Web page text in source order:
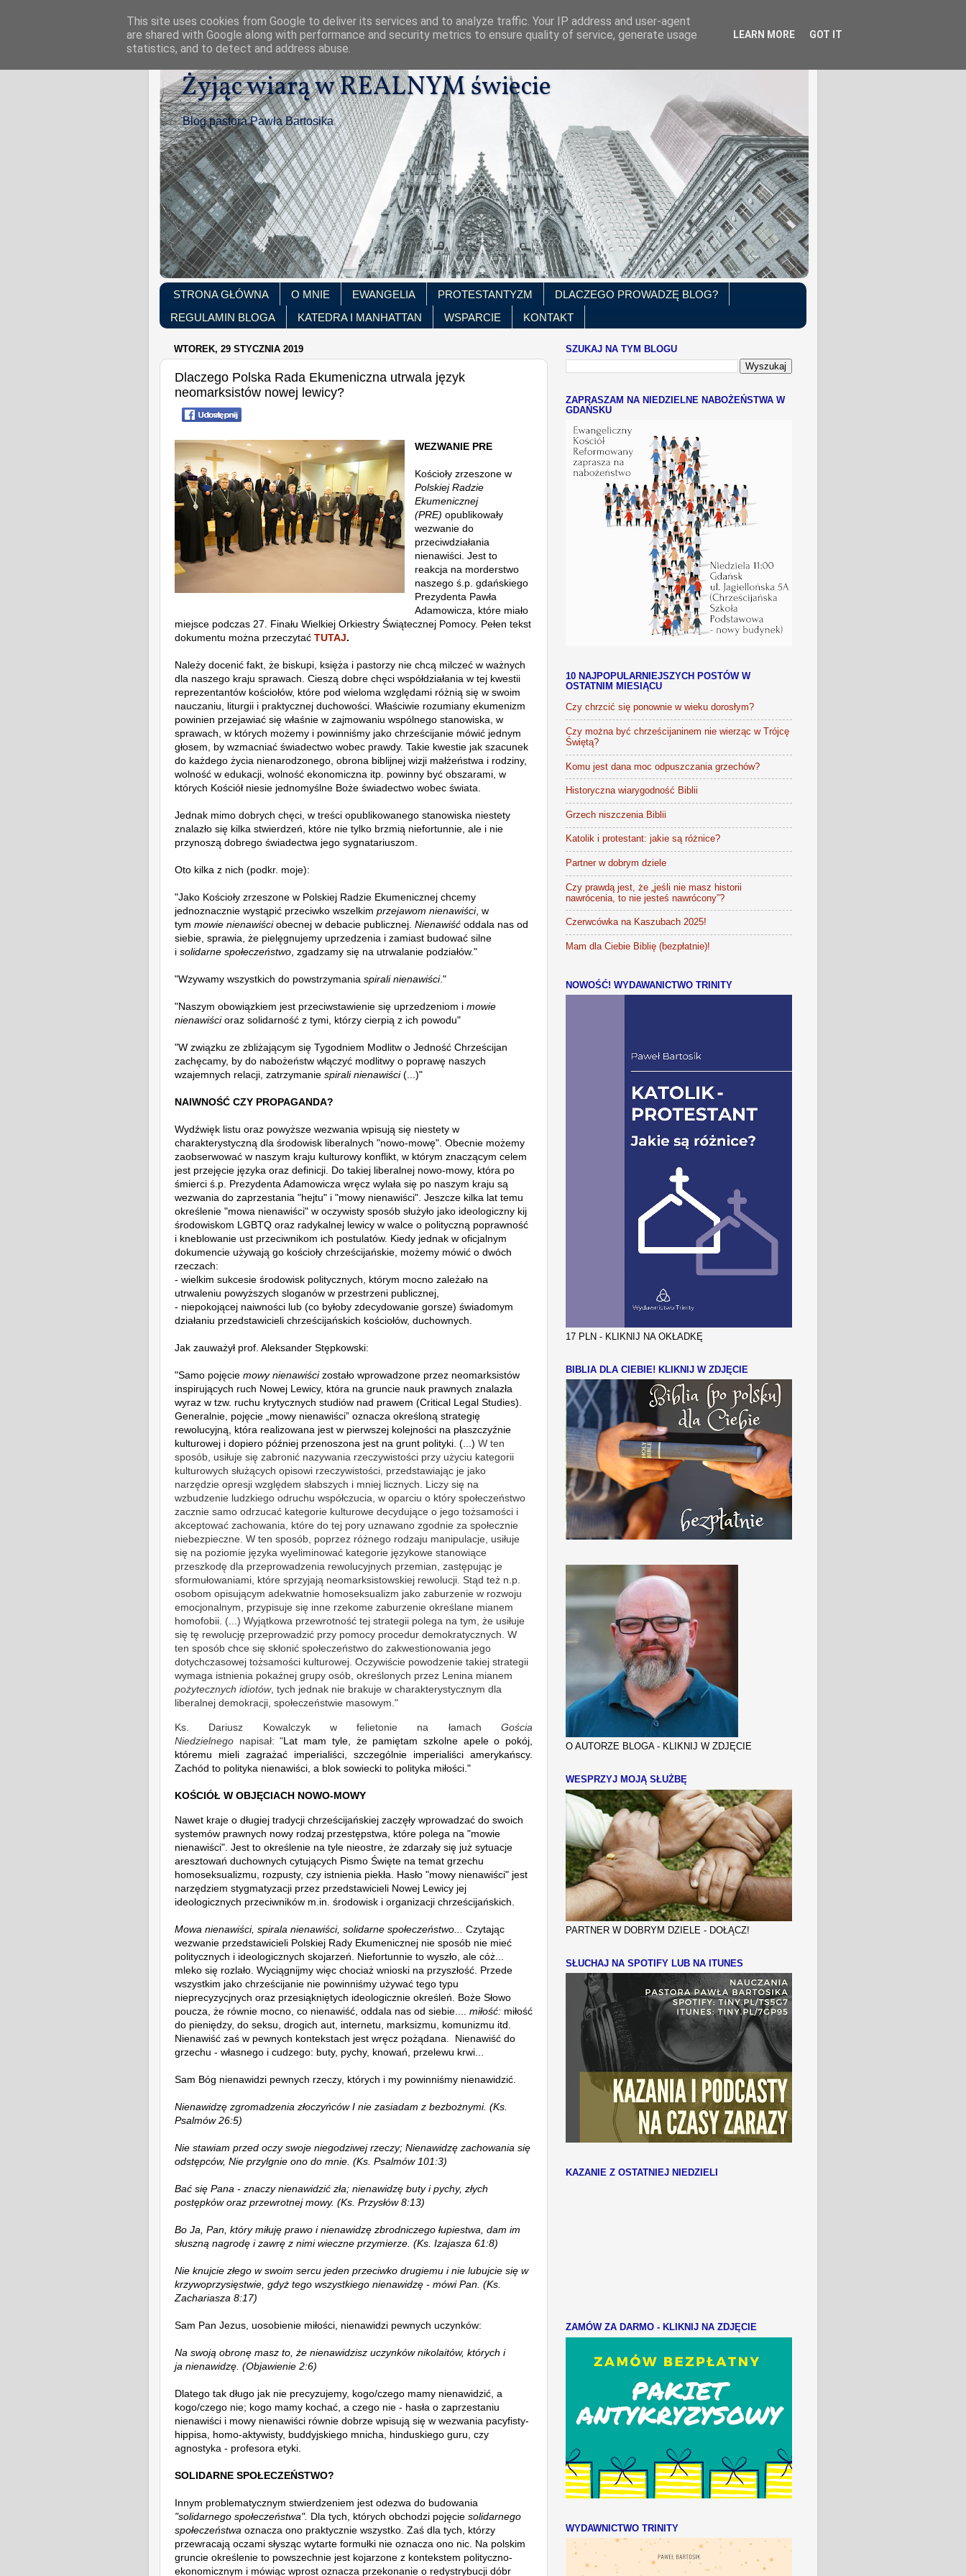
Żyjąc wiarą w REALNYM świecie
Blog pastora Pawła Bartosika
STRONA GŁÓWNA O MNIE EWANGELIA PROTESTANTYZM
DLACZEGO PROWADZĘ BLOG?
REGULAMIN BLOGA
KATEDRA I MANHATTAN WSPARCIE KONTAKT
WTOREK, 29 STYCZNIA 2019
Dlaczego Polska Rada Ekumeniczna utrwala język
neomarksistów nowej lewicy?
WEZWANIE PRE
Kościoły zrzeszone w
Polskiej Radzie
Ekumenicznej
(PRE) opublikowały
wezwanie do
przeciwdziałania
nienawiści. Jest to
reakcja na morderstwo
naszego ś.p. gdańskiego
Prezydenta Pawła
Adamowicza, które miało
miejsce podczas 27. Finału Wielkiej Orkiestry Świątecznej Pomocy. Pełen tekst
dokumentu można przeczytać TUTAJ.
Należy docenić fakt, że biskupi, księża i pastorzy nie chcą milczeć w ważnych
dla naszego kraju sprawach. Cieszą dobre chęci współdziałania w tej kwestii
reprezentantów kościołów, które pod wieloma względami różnią się w swoim
nauczaniu, liturgii i praktycznej duchowości. Właściwie rozumiany ekumenizm
powinien przejawiać się właśnie w zajmowaniu wspólnego stanowiska, w
sprawach, w których możemy i powinniśmy jako chrześcijanie mówić jednym
głosem, by wzmacniać świadectwo wobec prawdy. Takie kwestie jak szacunek
do każdego życia nienarodzonego, obrona biblijnej wizji małżeństwa i rodziny,
wolność w edukacji, wolność ekonomiczna itp. powinny być obszarami, w
których Kościół niesie jednomyślne Boże świadectwo wobec świata.
Jednak mimo dobrych chęci, w treści opublikowanego stanowiska niestety
znalazło się kilka stwierdzeń, które nie tylko brzmią niefortunnie, ale i nie
przynoszą dobrego świadectwa jego sygnatariuszom.
Oto kilka z nich (podkr. moje):
"Jako Kościoły zrzeszone w Polskiej Radzie Ekumenicznej chcemy
jednoznacznie wystąpić przeciwko wszelkim przejawom nienawiści, w
tym mowie nienawiściobecnej w debacie publicznej. Nienawiść oddala nas od
siebie, sprawia, że pielęgnujemy uprzedzenia i zamiast budować silne
i solidarne społeczeństwo , zgadzamy się na utrwalanie podziałów."
"Wzywamy wszystkich do powstrzymania spirali nienawiści."
"Naszym obowiązkiem jest przeciwstawienie się uprzedzeniom i mowie
nienawiścioraz solidarność z tymi, którzy cierpią z ich powodu"
"W związku ze zbliżającym się Tygodniem Modlitw o Jedność Chrześcijan
zachęcamy, by do nabożeństw włączyć modlitwy o poprawę naszych
wzajemnych relacji, zatrzymanie spirali nienawiści(...)"
NAIWNOŚĆ CZY PROPAGANDA?
Wydźwięk listu oraz powyższe wezwania wpisują się niestety w
charakterystyczną dla środowisk liberalnych "nowo-mowę". Obecnie możemy
zaobserwować w naszym kraju kulturowy konflikt, w którym znaczącym celem
jest przejęcie języka oraz definicji. Do takiej liberalnej nowo-mowy, która po
śmierci ś.p. Prezydenta Adamowicza wręcz wylała się po naszym kraju są
wezwania do zaprzestania "hejtu" i "mowy nienawiści". Jeszcze kilka lat temu
określenie "mowa nienawiści" w oczywisty sposób służyło jako ideologiczny kij
środowiskom LGBTQ oraz radykalnej lewicy w walce o polityczną poprawność
i kneblowanie ust przeciwnikom ich postulatów. Kiedy jednak w oficjalnym
dokumencie używają go kościoły chrześcijańskie, możemy mówić o dwóch
rzeczach:
- wielkim sukcesie środowisk politycznych, którym mocno zależało na
utrwaleniu powyższych sloganów w przestrzeni publicznej,
- niepokojącej naiwności lub (co byłoby zdecydowanie gorsze) świadomym
działaniu przedstawicieli chrześcijańskich kościołów, duchownych.
Jak zauważył prof. Aleksander Stępkowski:
"Samo pojęcie mowy nienawiścizostało wprowadzone przez neomarksistów
inspirujących ruch Nowej Lewicy, która na gruncie nauk prawnych znalazła
wyraz w tzw. ruchu krytycznych studiów nad prawem (Critical Legal Studies).
Generalnie, pojęcie „mowy nienawiści” oznacza określoną strategię
rewolucyjną, która realizowana jest w pierwszej kolejności na płaszczyźnie
kulturowej i dopiero później przenoszona jest na grunt polityki. (...) W ten
sposób, usiłuje się zabronić nazywania rzeczywistości przy użyciu kategorii
kulturowych służących opisowi rzeczywistości, przedstawiając je jako
narzędzie opresji względem słabszych i mniej licznych. Liczy się na
wzbudzenie ludzkiego odruchu współczucia, w oparciu o który społeczeństwo
zacznie samo odrzucać kategorie kulturowe decydujące o jego tożsamości i
akceptować zachowania, które do tej pory uznawano zgodnie za społecznie
niebezpieczne. W ten sposób, poprzez różnego rodzaju manipulacje, usiłuje
się na poziomie języka wyeliminować kategorie językowe stanowiące
przeszkodę dla przeprowadzenia rewolucyjnych przemian, zastępując je
sformułowaniami, które sprzyjają neomarksistowskiej rewolucji. Stąd też n.p.
osobom opisującym adekwatnie homoseksualizm jako zaburzenie w rozwoju
emocjonalnym, przypisuje się inne rzekome zaburzenie określane mianem
homofobii. (...) Wyjątkowa przewrotność tej strategii polega na tym, że usiłuje
się tę rewolucję przeprowadzić przy pomocy procedur demokratycznych. W
ten sposób chce się skłonić społeczeństwo do zakwestionowania jego
dotychczasowej tożsamości kulturowej. Oczywiście powodzenie takiej strategii
wymaga istnienia pokaźnej grupy osób, określonych przez Lenina mianem
pożytecznych idiotów, tych jednak nie brakuje w charakterystycznym dla
liberalnej demokracji, społeczeństwie masowym."
Ks. Dariusz Kowalczyk w felietonie na łamach Gościa
Niedzielnego napisał:"Lat mam tyle, że pamiętam szkolne apele o pokój,
któremu mieli zagrażać imperialiści, szczególnie imperialiści amerykańscy.
Zachód to polityka nienawiści, a blok sowiecki to polityka miłości."
KOŚCIÓŁ W OBJĘCIACH NOWO-MOWY
Nawet kraje o długiej tradycji chrześcijańskiej zaczęły wprowadzać do swoich
systemów prawnych nowy rodzaj przestępstwa, które polega na "mowie
nienawiści". Jest to określenie na tyle nieostre, że zdarzały się już sytuacje
aresztowań duchownych cytujących Pismo Święte na temat grzechu
homoseksualizmu, rozpusty, czy istnienia piekła. Hasło "mowy nienawiści" jest
narzędziem stygmatyzacji przez przedstawicieli Nowej Lewicy jej
ideologicznych przeciwników m.in. środowisk i organizacji chrześcijańskich.
Mowa nienawiści, spirala nienawiści, solidarne społeczeństwo...
Czytając
wezwanie przedstawicieli Polskiej Rady Ekumenicznej nie sposób nie mieć
politycznych i ideologicznych skojarzeń. Niefortunnie to wyszło, ale cóż...
mleko się rozlało. Wyciągnijmy więc chociaż wnioski na przyszłość. Przede
wszystkim jako chrześcijanie nie powinniśmy używać tego typu
nieprecyzycjnych oraz przesiąkniętych ideologicznie określeń. Boże Słowo
poucza, że równie mocno, co nienawiść, oddala nas od siebie.... miłość: miłość
do pieniędzy, do seksu, drogich aut, internetu, marksizmu, komunizmu itd.
Nienawiść zaś w pewnych kontekstach jest wręcz pożądana. Nienawiść do
grzechu - własnego i cudzego: buty, pychy, knowań, przelewu krwi...
Sam Bóg nienawidzi pewnych rzeczy , których i my powinniśmy nienawidzić.
Nienawidzę zgromadzenia złoczyńców I nie zasiadam z bezbożnymi. (Ks.
Psalmów 26:5)
Nie stawiam przed oczy swoje niegodziwej rzeczy; Nienawidzę zachowania się
odstępców, Nie przylgnie ono do mnie. (Ks. Psalmów 101:3)
Bać się Pana - znaczy nienawidzić zła; nienawidzę buty i pychy, złych
postępków oraz przewrotnej mowy. (Ks. Przysłów 8:13)
Bo Ja, Pan, który miłuję prawo i nienawidzę zbrodniczego łupiestwa, dam im
słuszną nagrodę i zawrę z nimi wieczne przymierze. (Ks. Izajasza 61:8)
Nie knujcie złego w swoim sercu jeden przeciwko drugiemu i nie lubujcie się w
krzywoprzysięstwie, gdyż tego wszystkiego nienawidzę - mówi Pan. (Ks.
Zachariasza 8:17)
Sam Pan Jezus, uosobienie miłości, nienawidzi pewnych uczynków:
Na swoją obronę masz to, że nienawidzisz uczynków nikolaitów, których i
ja nienawidzę. (Objawienie 2:6)
Dlatego tak długo jak nie precyzujemy, kogo/czego mamy nienawidzić, a
kogo/czego nie; kogo mamy kochać, a czego nie - hasła o zaprzestaniu
nienawiści i mowy nienawiści równie dobrze wpisują się w wezwania pacyfisty-
hippisa, homo-aktywisty, buddyjskiego mnicha, hinduskiego guru, czy
agnostyka - profesora etyki.
SOLIDARNE SPOŁECZEŃSTWO?
Innym problematycznym stwierdzeniem jest odezwa do budowania
"solidarnego społeczeństwa". Dla tych, których obchodzi pojęcie solidarnego
społeczeństwa oznacza ono praktycznie wszystko. Zaś dla tych, którzy
przewracają oczami słysząc wytarte formułki nie oznacza ono nic. Na polskim
gruncie określenie to powszechnie jest kojarzone z kontekstem polityczno-
ekonomicznym i mówiąc wprost oznacza przekonanie o redystrybucji dóbr
SZUKAJ NA TYM BLOGU
ZAPRASZAM NA NIEDZIELNE NABOŻEŃSTWA W
GDAŃSKU
10 NAJPOPULARNIEJSZYCH POSTÓW W
OSTATNIM MIESIĄCU
Czy chrzcić się ponownie w wieku dorosłym?
Czy można być chrześcijaninem nie wierząc w Trójcę
Świętą?
Komu jest dana moc odpuszczania grzechów?
Historyczna wiarygodność Biblii
Grzech niszczenia Biblii
Katolik i protestant: jakie są różnice?
Partner w dobrym dziele
Czy prawdą jest, że „jeśli nie masz historii
nawrócenia, to nie jesteś nawrócony”?
Czerwcówka na Kaszubach 2025!
Mam dla Ciebie Biblię (bezpłatnie)!
NOWOŚĆ! WYDAWANICTWO TRINITY
17 PLN - KLIKNIJ NA OKŁADKĘ
BIBLIA DLA CIEBIE! KLIKNIJ W ZDJĘCIE
O AUTORZE BLOGA - KLIKNIJ W ZDJĘCIE
WESPRZYJ MOJĄ SŁUŻBĘ
PARTNER W DOBRYM DZIELE - DOŁĄCZ!
SŁUCHAJ NA SPOTIFY LUB NA ITUNES
KAZANIE Z OSTATNIEJ NIEDZIELI
ZAMÓW ZA DARMO - KLIKNIJ NA ZDJĘCIE
WYDAWNICTWO TRINITY
This site uses cookies from Google to deliver its services and to analyze traffic. Your IP address and user-agent
are shared with Google along with performance and security metrics to ensure quality of service, generate usage
statistics, and to detect and address abuse.
LEARN MORE GOT IT